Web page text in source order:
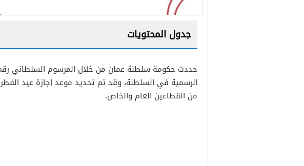
جدول المحتويات
2
من القطاعين العام والخاص.